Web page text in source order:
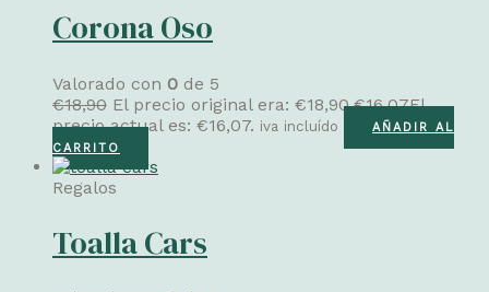
Corona Oso
Valorado con 0 de 5
€18,90 El precio original era: €18,90.€16,07El
precio actual es: €16,07. iva incluído
AÑADIR AL
CARRITO
Regalos
Toalla Cars